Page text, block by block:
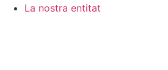
La nostra entitat